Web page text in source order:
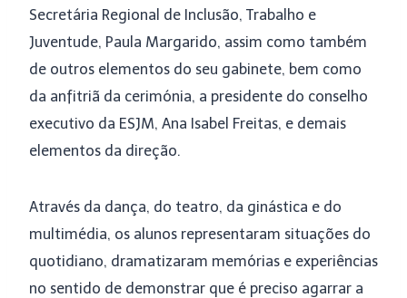
Secretária Regional de Inclusão, Trabalho e
Juventude, Paula Margarido, assim como também
de outros elementos do seu gabinete, bem como
da anfitriã da cerimónia, a presidente do conselho
executivo da ESJM, Ana Isabel Freitas, e demais
elementos da direção.
Através da dança, do teatro, da ginástica e do
multimédia, os alunos representaram situações do
quotidiano, dramatizaram memórias e experiências
no sentido de demonstrar que é preciso agarrar a